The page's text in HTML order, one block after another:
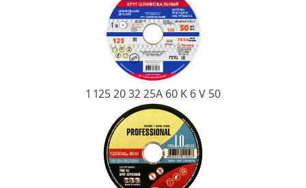
1 125 20 32 25А 60 K 6 V 50